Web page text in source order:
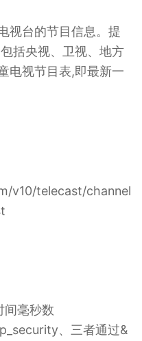
视台的节目信息。提
括央视、卫视、地方
电视节目表,即最新一
v10/telecast/channel
间毫秒数
、三者通过&